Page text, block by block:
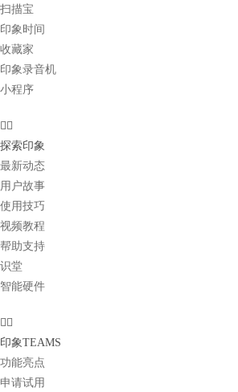
扫描宝
印象时间
收藏家
印象录音机
小程序
探索印象
最新动态
用户故事
使用技巧
视频教程
帮助支持
识堂
智能硬件
印象TEAMS
功能亮点
申请试用